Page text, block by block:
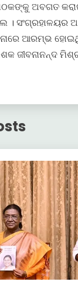
ଅବଗତ
। ସଂଗ୍ରହାଳୟର
ଆରମ୍ଭ
ଜୀବନାନନ୍ଦ